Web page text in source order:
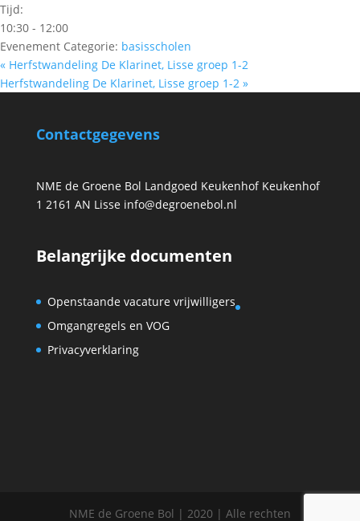
Tijd:
10:30 - 12:00
Evenement Categorie: basisscholen
« Herfstwandeling De Klarinet, Lisse groep 1-2
Herfstwandeling De Klarinet, Lisse groep 1-2 »
Contactgegevens
NME de Groene Bol Landgoed Keukenhof Keukenhof
1 2161 AN Lisse info@degroenebol.nl
Belangrijke documenten
Openstaande vacature vrijwilligers
Omgangregels en VOG
Privacyverklaring
NME de Groene Bol | 2020 | Alle rechten